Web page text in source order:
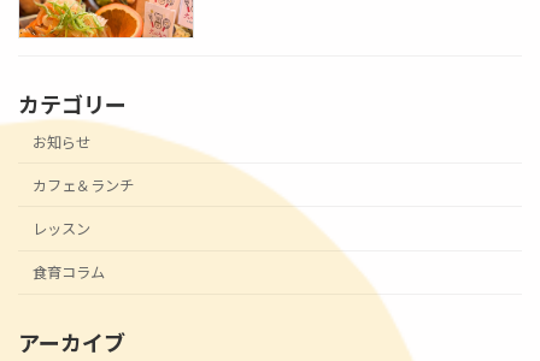
カテゴリー
お知らせ
カフェ＆ランチ
レッスン
食育コラム
アーカイブ